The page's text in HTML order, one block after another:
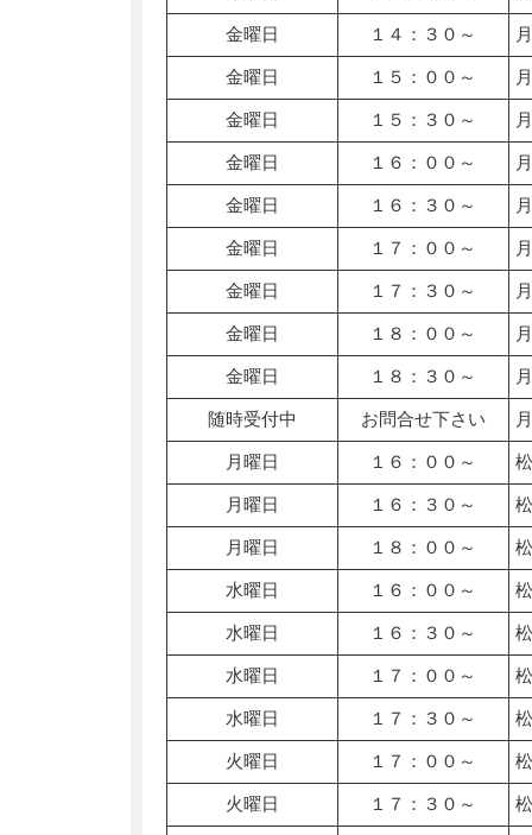
金曜日 １４：３０～
金曜日 １５：００～
金曜日 １５：３０～
金曜日 １６：００～
金曜日 １６：３０～
金曜日 １７：００～
金曜日 １７：３０～
金曜日 １８：００～
金曜日 １８：３０～
随時受付中 お問合せ下さい
月曜日 １６：００～
月曜日 １６：３０～
月曜日 １８：００～
水曜日 １６：００～
水曜日 １６：３０～
水曜日 １７：００～
水曜日 １７：３０～
火曜日 １７：００～
火曜日 １７：３０～